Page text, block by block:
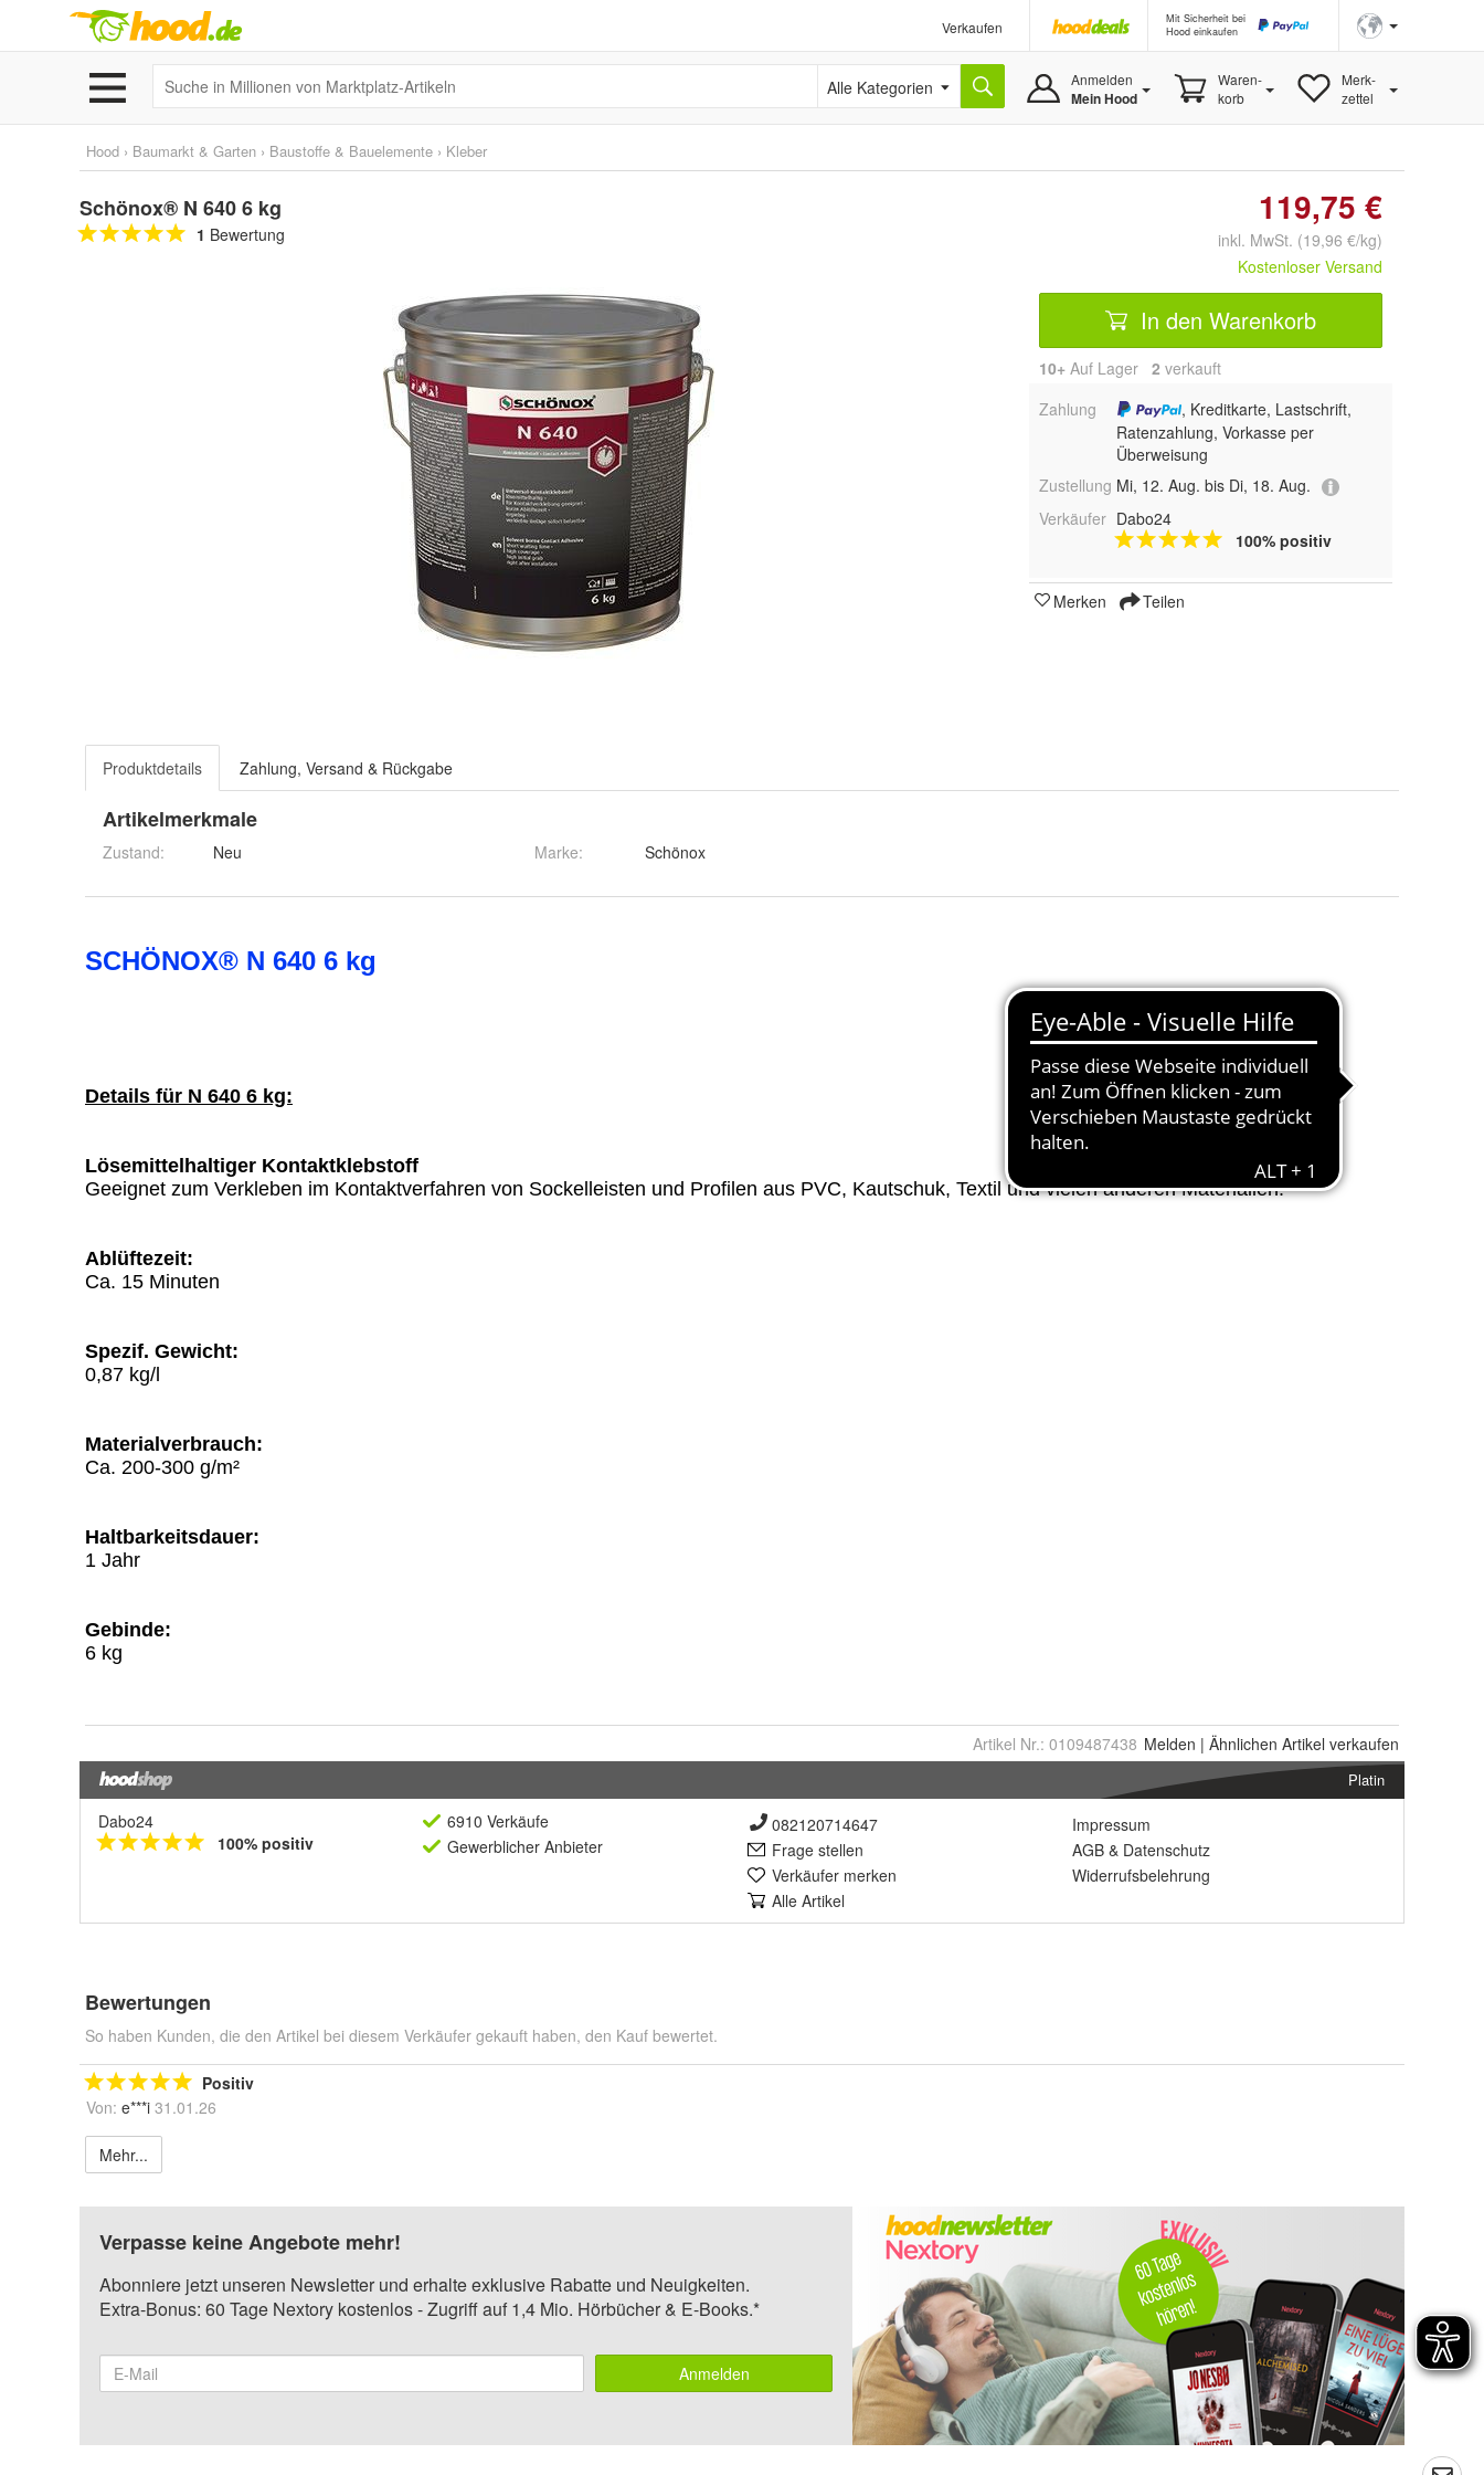
Verkaufen
Mit Sicherheit bei
Hood einkaufen
Alle Kategorien Anmelden
Mein Hood
Waren-
korb
Merk-
zettel
Hood › Baumarkt & Garten › Baustoffe & Bauelemente › Kleber
Schönox® N 640 6 kg
1 Bewertung
119,75 €
inkl. MwSt. (19,96 €/kg)
Kostenloser Versand
In den Warenkorb
10+ Auf Lager 2 verkauft
Zahlung
, Kreditkarte, Lastschrift,
Ratenzahlung, Vorkasse per
Überweisung
Zustellung Mi, 12. Aug. bis Di, 18. Aug.
Verkäufer Dabo24
100% positiv
Merken Teilen
Produktdetails Zahlung, Versand & Rückgabe
Artikelmerkmale
Zustand: Neu Marke: Schönox
Artikel Nr.: 0109487438 Melden | Ähnlichen Artikel verkaufen
Platin
Dabo24
100% positiv
6910 Verkäufe
Gewerblicher Anbieter
082120714647
Frage stellen
Verkäufer merken
Alle Artikel
Impressum
AGB & Datenschutz
Widerrufsbelehrung
Bewertungen
So haben Kunden, die den Artikel bei diesem Verkäufer gekauft haben, den Kauf bewertet.
Positiv
Von: e***i 31.01.26
Mehr...
Verpasse keine Angebote mehr!
Abonniere jetzt unseren Newsletter und erhalte exklusive Rabatte und Neuigkeiten.
Extra-Bonus: 60 Tage Nextory kostenlos - Zugriff auf 1,4 Mio. Hörbücher & E-Books.*
Anmelden